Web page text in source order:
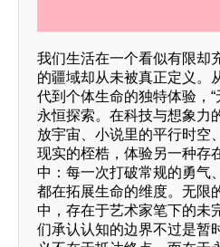
我们生活在一个看似有限却
的疆域却从未被真正定义。
代到个体生命的独特体验，
永恒探索。在科技与想象
放宇宙、小说里的平行时空
现实的桎梏，体验另一种存
中：每一次打破常规的勇气
都在拓展生命的维度。无限
中，存在于艺术家笔下的未
们承认认知的边界不过是暂